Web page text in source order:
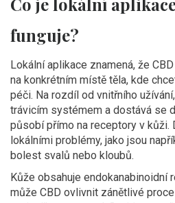
funguje?
Lokální aplikace znamená, že
na konkrétním místě těla, kde
péči. Na rozdíl od vnitřního
trávicím systémem a dostává se
působí přímo na receptory v kůži.
lokálními problémy, jako jsou
bolest svalů nebo kloubů.
Kůže obsahuje endokanabinoidní
může CBD ovlivnit zánětlivé